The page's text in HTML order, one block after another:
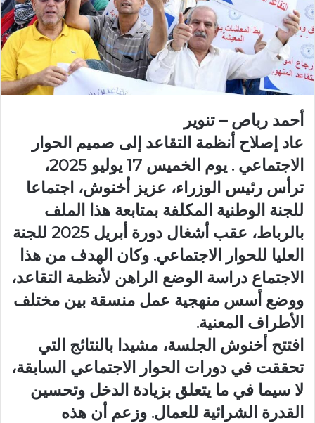
أحمد رباص – تنوير
عاد إصلاح أنظمة التقاعد إلى صميم الحوار
الاجتماعي . يوم الخميس 17 يوليو 2025،
ترأس رئيس الوزراء، عزيز أخنوش، اجتماعا
للجنة الوطنية المكلفة بمتابعة هذا الملف
بالرباط، عقب أشغال دورة أبريل 2025 للجنة
العليا للحوار الاجتماعي. وكان الهدف من هذا
الاجتماع دراسة الوضع الراهن لأنظمة التقاعد،
ووضع أسس منهجية عمل منسقة بين مختلف
الأطراف المعنية.
افتتح أخنوش الجلسة، مشيدا بالنتائج التي
تحققت في دورات الحوار الاجتماعي السابقة،
لا سيما في ما يتعلق بزيادة الدخل وتحسين
القدرة الشرائية للعمال. وزعم أن هذه